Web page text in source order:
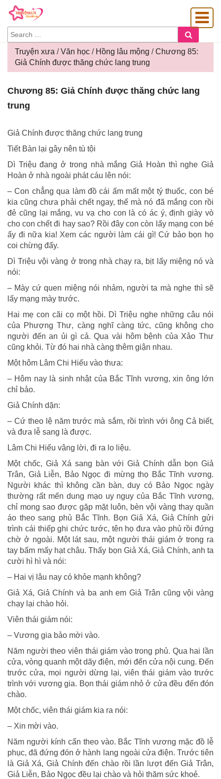
SEARCH
FOR:
Truyện xưa /Văn học / Hồng lâu mộng /Chương 85:
Giả Chính được thăng chức lang trung
85:
thăng
lang
trung
Chương 85: Giả Chính được thăng chức lang
trung
Giả Chính được thăng chức lang trung
Tiết Bàn lại gây nên tù tội
Dì Triệu đang ở trong nhà mắng Giả Hoàn thì nghe Giả
Hoàn ở nhà ngoài phát cáu lên nói:
– Con chẳng qua làm đồ cái ấm mất một tý thuốc, con bé
kia cũng chưa phải chết ngay, thế mà nó đã mắng con rồi
đẻ cũng lại mắng, vu vạ cho con là có ác ý, định giày vò
cho con chết đi hay sao? Rồi đây con còn lấy mạng con bé
ấy đi nữa kia! Xem các người làm cái gì! Cứ bảo bọn họ
coi chừng đấy.
Dì Triệu vội vàng ở trong nhà chạy ra, bịt lấy miệng nó và
nói:
– Mày cứ quen miệng nói nhảm, người ta mà nghe thì sẽ
lấy mạng mày trước.
Hai mẹ con cãi cọ một hồi. Dì Triệu nghe những câu nói
của Phượng Thư, càng nghĩ càng tức, cũng không cho
người đến an ủi gì cả. Qua vài hôm bệnh của Xảo Thư
cũng khỏi. Từ đó hai nhà càng thêm giận nhau.
Một hôm Lâm Chi Hiếu vào thưa:
– Hôm nay là sinh nhật của Bắc Tĩnh vương, xin ông lớn
chỉ bảo.
Giả Chính dặn:
– Cứ theo lệ năm trước mà sắm, rồi trình với ông Cả biết,
và đưa lễ sang là được.
Lâm Chi Hiếu vâng lời, đi ra lo liệu.
Một chốc, Giả Xá sang bàn với Giả Chính dẫn bọn Giả
Trân, Giả Liễn, Bảo Ngọc đi mừng thọ Bắc Tĩnh vương.
Người khác thì không cần bàn, duy có Bảo Ngọc ngày
thường rất mến dung mạo uy nguy của Bắc Tĩnh vương,
chỉ mong sao được gặp mặt luôn, bèn vội vàng thay quần
áo theo sang phủ Bắc Tĩnh. Bọn Giả Xá, Giả Chính gửi
trình cái thiếp ghi chức tước, tên họ đưa vào phủ rồi đứng
chờ ở ngoài. Một lát sau, một người thái giám ở trong ra
tay bấm mấy hạt châu. Thấy bọn Giả Xá, Giả Chính, anh ta
cười hì hì và nói:
– Hai vị lâu nay có khỏe mạnh không?
Giả Xá, Giả Chính và ba anh em Giả Trân cũng vội vàng
chạy lại chào hỏi.
Viên thái giám nói:
– Vương gia bảo mời vào.
Năm người theo viên thái giám vào trong phủ. Qua hai lần
cửa, vòng quanh một dãy điện, mới đến cửa nội cung. Đến
trước cửa, mọi người dừng lại, viên thái giám vào trước
trình với vương gia. Bọn thái giám nhỏ ở cửa đều đến đón
chào.
Một chốc, viên thái giám kia ra nói:
– Xin mời vào.
Năm người kính cẩn theo vào. Bắc Tĩnh vương mặc đồ lễ
phục, đã đứng đón ở hành lang ngoài cửa điện. Trước tiên
là Giả Xá, Giả Chính đến chào rồi lần lượt đến Giả Trân,
Giả Liễn, Bảo Ngọc đều lại chào và hỏi thăm sức khoẻ.